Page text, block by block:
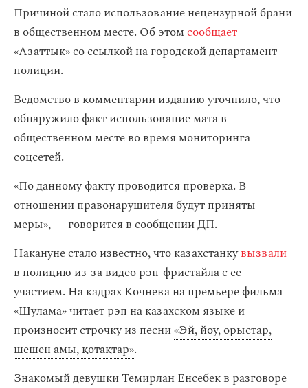
Причиной стало использование нецензурной брани
в общественном месте. Об этомсообщает
«Азаттык» со ссылкой на городской департамент
полиции.
Ведомство в комментарии изданию уточнило, что
обнаружило факт использование мата в
общественном месте во время мониторинга
соцсетей.
«По данному факту проводится проверка. В
отношении правонарушителя будут приняты
меры», — говорится в сообщении ДП.
Накануне стало известно, что казахстанкувызвали
в полицию из-за видео рэп-фристайла с ее
участием. На кадрах Кочнева на премьере фильма
«Шулама» читает рэп на казахском языке и
произносит строчку из песни«Эй, йоу, орыстар,
шешен амы, қотақтар».
Знакомый девушки Темирлан Енсебек в разговоре